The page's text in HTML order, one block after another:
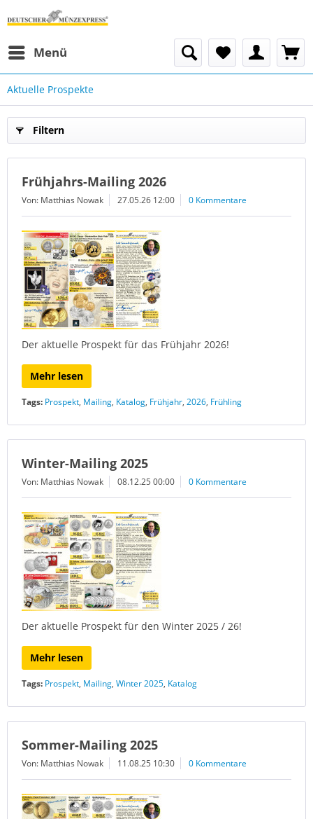
Menü
Aktuelle Prospekte
Filtern
Frühjahrs-Mailing 2026
Von: Matthias Nowak 27.05.26 12:00 0 Kommentare
Der aktuelle Prospekt für das Frühjahr 2026!
Mehr lesen
Tags: Prospekt, Mailing, Katalog, Frühjahr, 2026, Frühling
Winter-Mailing 2025
Von: Matthias Nowak 08.12.25 00:00 0 Kommentare
Der aktuelle Prospekt für den Winter 2025 / 26!
Mehr lesen
Tags: Prospekt, Mailing, Winter 2025, Katalog
Sommer-Mailing 2025
Von: Matthias Nowak 11.08.25 10:30 0 Kommentare